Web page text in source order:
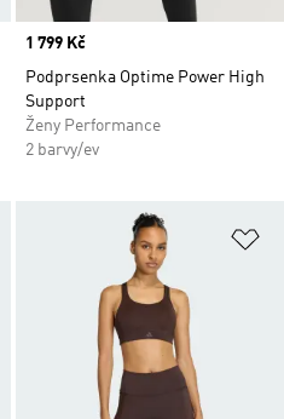
Price
1 799 Kč
Podprsenka Optime Power High
Support
Ženy Performance
2 barvy/ev
Přidat do seznamu přání